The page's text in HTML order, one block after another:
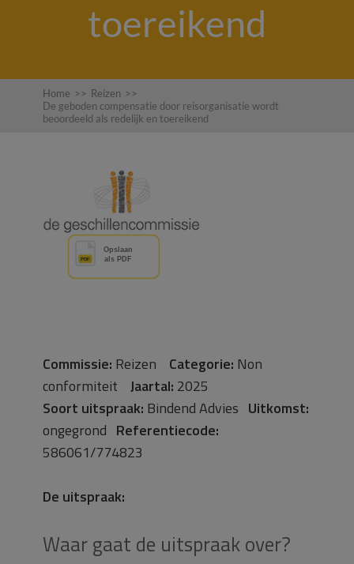
toereikend
Home >> Reizen >>
De geboden compensatie door reisorganisatie wordt
beoordeeld als redelijk en toereikend
Commissie: Reizen Categorie: Non
conformiteit Jaartal: 2025
Soort uitspraak: Bindend Advies Uitkomst:
ongegrond Referentiecode:
586061/774823
De uitspraak:
Waar gaat de uitspraak over?